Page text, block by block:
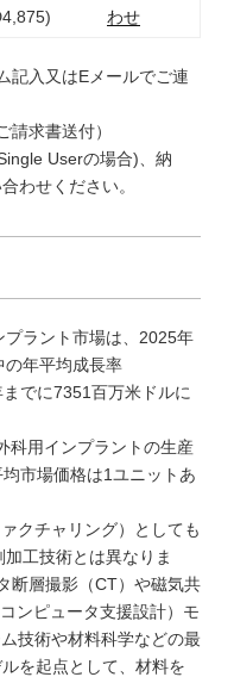
わせ
記入又はEメールでご連
請求書送付）
Userの場合)、納
わせください。
ラント市場は、2025年
の年平均成長率
でに7351百万米ドルに
科用インプラントの生産
市場価格は1ユニットあ
クチャリング）としても
工技術とは異なりま
断層撮影（CT）や磁気共
ンピュータ支援設計）モ
技術や材料科学などの最
を起点として、材料を